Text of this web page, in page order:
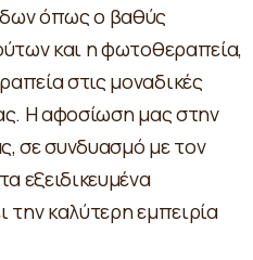
όπως ο βαθύς
και η φωτοθεραπεία,
στις μοναδικές
Η αφοσίωση μας στην
σε συνδυασμό με τον
εξειδικευμένα
καλύτερη εμπειρία